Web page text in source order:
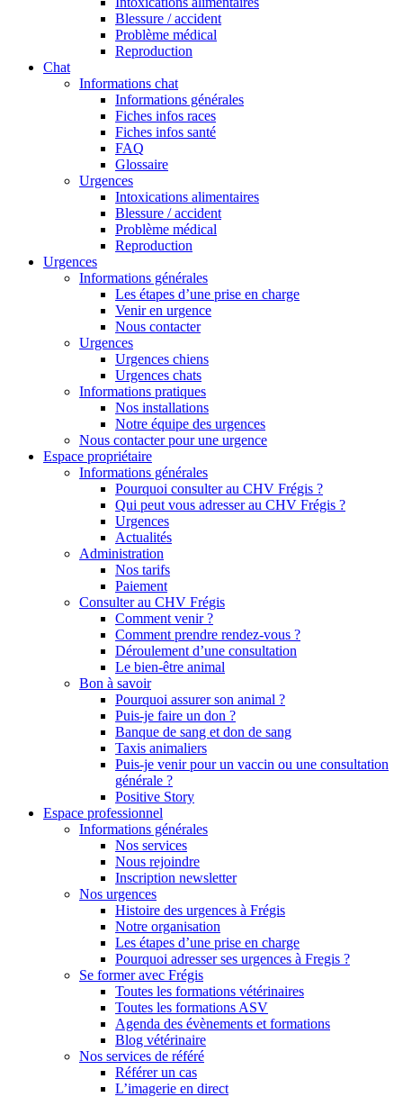
Blessure / accident
Problème médical
Reproduction
Chat
Informations chat
Informations générales
Fiches infos races
Fiches infos santé
FAQ
Glossaire
Urgences
Intoxications alimentaires
Blessure / accident
Problème médical
Reproduction
Urgences
Informations générales
Les étapes d’une prise en charge
Venir en urgence
Nous contacter
Urgences
Urgences chiens
Urgences chats
Informations pratiques
Nos installations
Notre équipe des urgences
Nous contacter pour une urgence
Espace propriétaire
Informations générales
Pourquoi consulter au CHV Frégis ?
Qui peut vous adresser au CHV Frégis ?
Urgences
Actualités
Administration
Nos tarifs
Paiement
Consulter au CHV Frégis
Comment venir ?
Comment prendre rendez-vous ?
Déroulement d’une consultation
Le bien-être animal
Bon à savoir
Pourquoi assurer son animal ?
Puis-je faire un don ?
Banque de sang et don de sang
Taxis animaliers
Puis-je venir pour un vaccin ou une consultation
générale ?
Positive Story
Espace professionnel
Informations générales
Nos services
Nous rejoindre
Inscription newsletter
Nos urgences
Histoire des urgences à Frégis
Notre organisation
Les étapes d’une prise en charge
Pourquoi adresser ses urgences à Fregis ?
Se former avec Frégis
Toutes les formations vétérinaires
Toutes les formations ASV
Agenda des évènements et formations
Blog vétérinaire
Nos services de référé
Référer un cas
L’imagerie en direct